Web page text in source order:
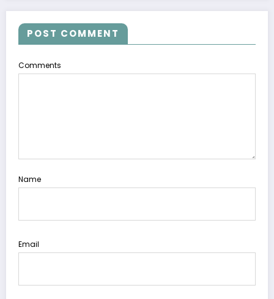
POST COMMENT
Comments
Name
Email